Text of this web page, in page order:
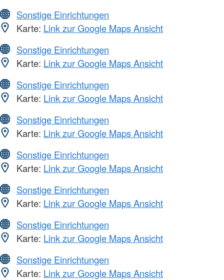
Sonstige Einrichtungen
Karte: Link zur Google Maps Ansicht
Sonstige Einrichtungen
Karte: Link zur Google Maps Ansicht
Sonstige Einrichtungen
Karte: Link zur Google Maps Ansicht
Sonstige Einrichtungen
Karte: Link zur Google Maps Ansicht
Sonstige Einrichtungen
Karte: Link zur Google Maps Ansicht
Sonstige Einrichtungen
Karte: Link zur Google Maps Ansicht
Sonstige Einrichtungen
Karte: Link zur Google Maps Ansicht
Sonstige Einrichtungen
Karte: Link zur Google Maps Ansicht